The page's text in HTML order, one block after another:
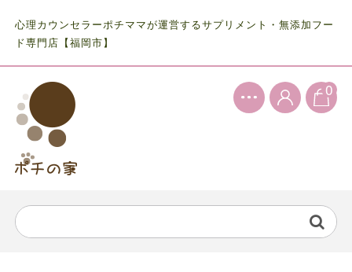
心理カウンセラーポチママが運営するサプリメント・無添加フー
ド専門店【福岡市】
0
お知らせ
2024.5.28